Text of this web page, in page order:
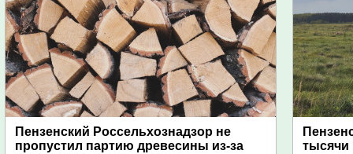
Пензенский Россельхознадзор не
пропустил партию древесины из-за
тысячи